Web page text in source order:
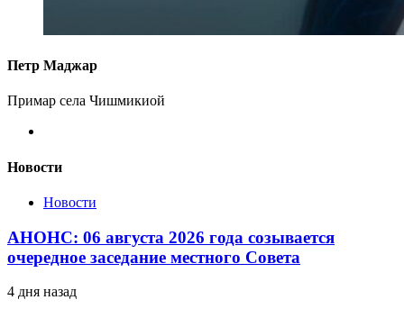
Петр Маджар
Примар села Чишмикиой
Новости
Новости
АНОНС: 06 августа 2026 года созывается
очередное заседание местного Совета
4 дня назад